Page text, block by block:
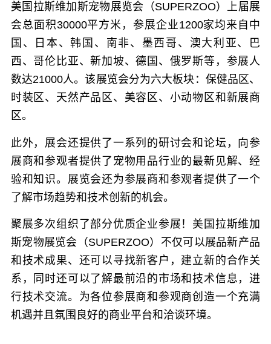
美国拉斯维加斯宠物展览会（SUPERZOO）上届展
会总面积30000平方米，参展企业1200家均来自中
国、日本、韩国、南非、墨西哥、澳大利亚、巴
西、哥伦比亚、新加坡、德国、俄罗斯等，参展人
数达21000人。该展览会分为六大板块：保健品区、
时装区、天然产品区、美容区、小动物区和新展商
区。
此外，展会还提供了一系列的研讨会和论坛，向参
展商和参观者提供了宠物用品行业的最新见解、经
验和知识。展览会还为参展商和参观者提供了一个
了解市场趋势和技术创新的机会。
聚展多次组织了部分优质企业参展！美国拉斯维加
斯宠物展览会（SUPERZOO）不仅可以展品新产品
和技术成果、还可以寻找新客户，建立新的合作关
系，同时还可以了解最前沿的市场和技术信息，进
行技术交流。为各位参展商和参观商创造一个充满
机遇并且氛围良好的商业平台和洽谈环境。